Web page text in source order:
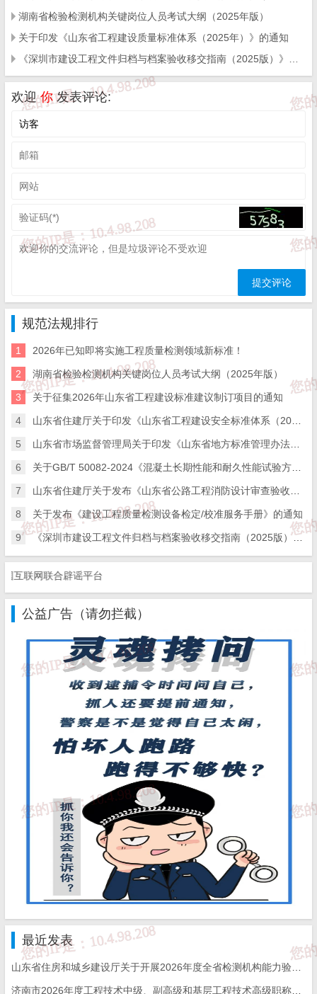
16 T/CECS 1978-2025《装配式金属龙骨复合外挂墙板
17 T/CECS 1979-2025《混凝土高浓缩自愈抗裂防水剂
18
T/CECS 1985-2025《装配整体式真空绝热夹芯混凝
19
DB37/T 5065-2025《建筑遮阳工程应用技术标准》
GB/T 14976-2025《流体输送用不锈钢无缝钢管》
24 GB/T 23440-2025《无机防水堵漏材料》
25 GB/T 247-2025《钢板和钢带包装、标志及质量证明
26 GB/T 26951-2025《焊缝无损检测磁粉检测》
28 GB/T 26953-2025《焊缝无损检测 焊缝渗透检测验
GB/T 3098.2-2025《紧固件机械性能 第2部分：螺母
GB/T 32483.1-2025《光源控制装置的效率要求 第1
置控制装置线路总输入功率和控制装置效率的测量方
31 T/CECS 10501-2025《陶瓷岩板》
32 T/CECS 2011-2025《蒸压加气混凝土内置保温墙板
GB/T 18226-2025《公路交通工程钢构件防腐技术条
GB/T 1839-2025《钢产品镀锌层质量试验方法》
GB/T 20065-2025《预应力混凝土用螺纹钢筋》
GB/T 20118-2025《钢丝绳通用技术条件》
GB/T 23452-2025《天然砂岩建筑板材》
GB/T 24587-2025《预应力混凝土钢棒用热轧盘条》
GB/T 26941-2025《隔离栅》
40
GB/T 3048.4-2025《电线电缆电性能试验方法 第4
41 GB/T 31439.1-2025《波形梁钢护栏 第1部分：两波
42 GB/T 31439.2-2025《波形梁钢护栏 第2部分：三波
湖南省检验检测机构关键岗位人员考试大纲（2025年版）
关于印发《山东省工程建设质量标准体系（2025年）》的通知
欢迎你发表评论:
规范法规排行
1 2026年已知即将实施工程质量检测领域新标准！
2 湖南省检验检测机构关键岗位人员考试大纲（2025年版）
3 关于征集2026年山东省工程建设标准建议制订项目的通知
4 山东省住建厅关于印发《山东省工程建设安全标准体系（2025年）》的通知
5 山东省市场监督管理局关于印发《山东省地方标准管理办法》的通知
6 关于GB/T 50082-2024《混凝土长期性能和耐久性能试验方法标准》国家标准勘误的说明
7 山东省住建厅关于发布《山东省公路工程消防设计审查验收技术指南》的通知
8 关于发布《建设工程质量检测设备检定/校准服务手册》的通知
9 《深圳市建设工程文件归档与档案验收移交指南（2025版）》速来学习，长长见识！
网联合辟谣平台
公益广告（请勿拦截）
最近发表